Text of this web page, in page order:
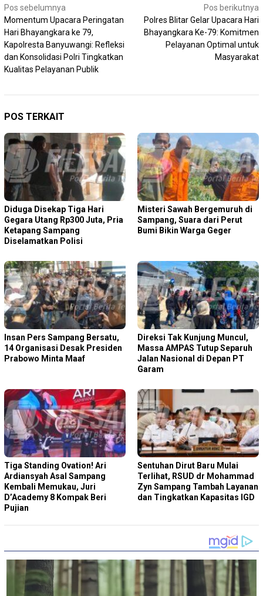
Navigasi
pos
Pos sebelumnya
Momentum Upacara Peringatan
Hari Bhayangkara ke 79,
Kapolresta Banyuwangi: Refleksi
dan Konsolidasi Polri Tingkatkan
Kualitas Pelayanan Publik
Pos berikutnya
Polres Blitar Gelar Upacara Hari
Bhayangkara Ke-79: Komitmen
Pelayanan Optimal untuk
Masyarakat
POS TERKAIT
Diduga Disekap Tiga Hari
Gegara Utang Rp300 Juta, Pria
Ketapang Sampang
Diselamatkan Polisi
Misteri Sawah Bergemuruh di
Sampang, Suara dari Perut
Bumi Bikin Warga Geger
Insan Pers Sampang Bersatu,
14 Organisasi Desak Presiden
Prabowo Minta Maaf
Direksi Tak Kunjung Muncul,
Massa AMPAS Tutup Separuh
Jalan Nasional di Depan PT
Garam
Tiga Standing Ovation! Ari
Ardiansyah Asal Sampang
Kembali Memukau, Juri
D’Academy 8 Kompak Beri
Pujian
Sentuhan Dirut Baru Mulai
Terlihat, RSUD dr Mohammad
Zyn Sampang Tambah Layanan
dan Tingkatkan Kapasitas IGD